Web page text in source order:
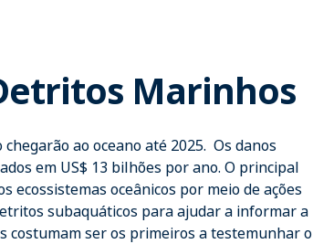
Marinhos
ao oceano até 2025. Os danos
em US$ 13 bilhões por ano. O principal
ecossistemas oceânicos por meio de ações
subaquáticos para ajudar a informar a
costumam ser os primeiros a testemunhar o